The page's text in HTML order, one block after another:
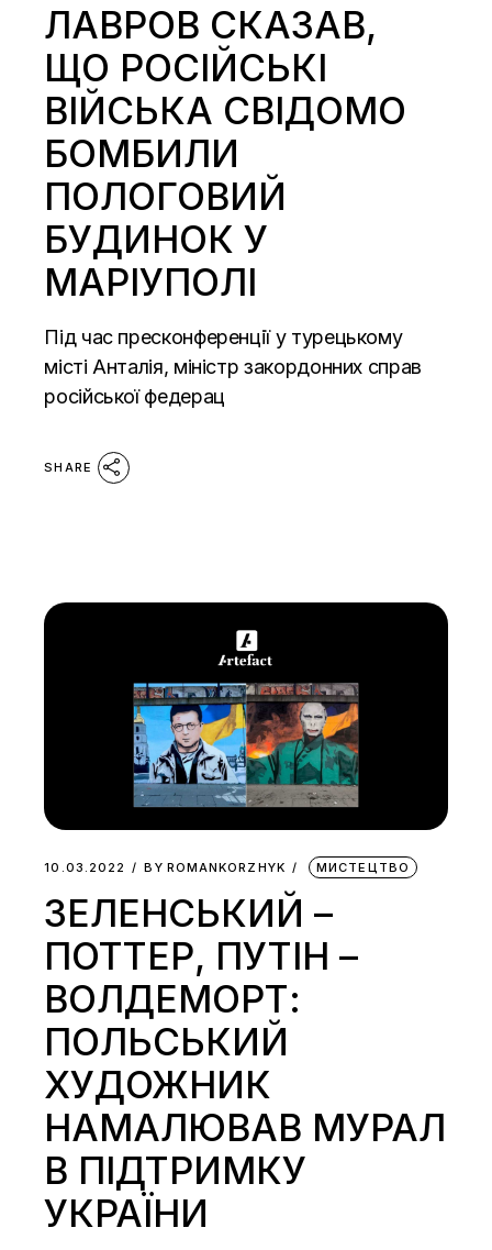
ЛАВРОВ СКАЗАВ,
ЩО РОСІЙСЬКІ
ВІЙСЬКА СВІДОМО
БОМБИЛИ
ПОЛОГОВИЙ
БУДИНОК У
МАРІУПОЛІ
Під час пресконференції у турецькому
місті Анталія, міністр закордонних справ
російської федерац
SHARE
10.03.2022 BY ROMANKORZHYK МИСТЕЦТВО
ЗЕЛЕНСЬКИЙ –
ПОТТЕР, ПУТІН –
ВОЛДЕМОРТ:
ПОЛЬСЬКИЙ
ХУДОЖНИК
НАМАЛЮВАВ МУРАЛ
В ПІДТРИМКУ
УКРАЇНИ